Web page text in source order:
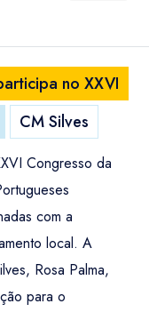
no XXVI
CM Silves
Congresso da
com a
local. A
Rosa Palma,
para o